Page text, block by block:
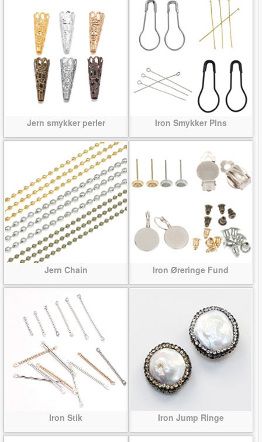
Jern smykker perler Iron Smykker Pins
Jern Chain Iron Øreringe Fund
Iron Stik Iron Jump Ringe